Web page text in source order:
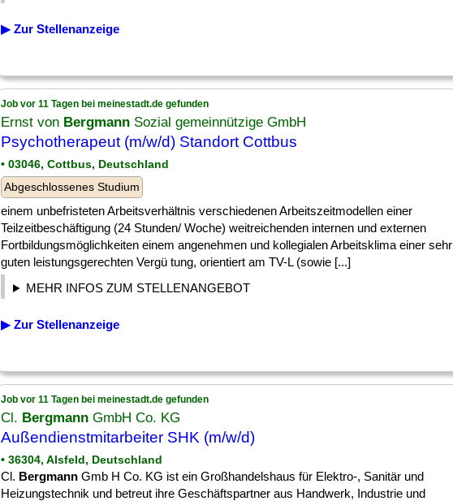
▶ Zur Stellenanzeige
Job vor 11 Tagen bei meinestadt.de gefunden
Ernst von Bergmann Sozial gemeinnützige GmbH
Psychotherapeut (m/w/d) Standort Cottbus
• 03046, Cottbus, Deutschland
Abgeschlossenes Studium
einem unbefristeten Arbeitsverhältnis verschiedenen Arbeitszeitmodellen einer
Teilzeitbeschäftigung (24 Stunden/ Woche) weitreichenden internen und externen
Fortbildungsmöglichkeiten einem angenehmen und kollegialen Arbeitsklima einer sehr
guten leistungsgerechten Vergü tung, orientiert am TV-L (sowie [...]
MEHR INFOS ZUM STELLENANGEBOT
▶ Zur Stellenanzeige
Job vor 11 Tagen bei meinestadt.de gefunden
Cl. Bergmann GmbH Co. KG
Außendienstmitarbeiter SHK (m/w/d)
• 36304, Alsfeld, Deutschland
Cl. Bergmann Gmb H Co. KG ist ein Großhandelshaus für Elektro-, Sanitär und
Heizungstechnik und betreut ihre Geschäftspartner aus Handwerk, Industrie und